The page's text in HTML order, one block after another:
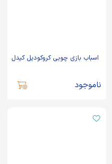
اسباب بازی چوبی کروکودیل کیدل
ناموجود